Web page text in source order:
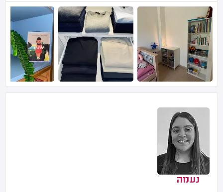
נעמה